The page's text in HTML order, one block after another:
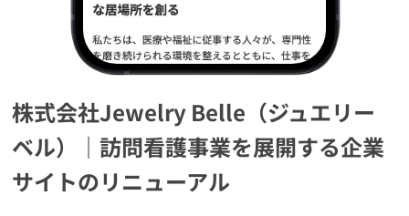
株式会社Jewelry Belle（ジュエリー
ベル）｜訪問看護事業を展開する企業
サイトのリニューアル